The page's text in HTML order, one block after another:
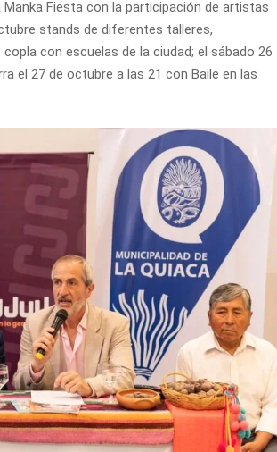
Fiesta con la participación de artistas
stands de diferentes talleres,
con escuelas de la ciudad; el sábado 26
el 27 de octubre a las 21 con Baile en las